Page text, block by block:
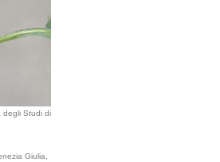
degli Studi di
Giulia,